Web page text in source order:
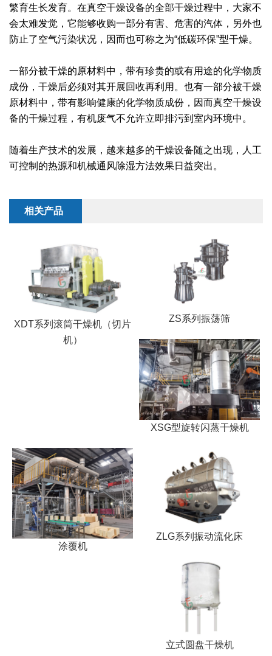
沸腾干燥系列
烘箱干燥系列
管束干燥系列
干燥配套装置
繁育生长发育。在真空干燥设备的全部干燥过程中，大家不
会太难发觉，它能够收购一部分有害、危害的汽体，另外也
防止了空气污染状况，因而也可称之为“低碳环保”型干燥。
一部分被干燥的原材料中，带有珍贵的或有用途的化学物质
成份，干燥后必须对其开展回收再利用。也有一部分被干燥
原材料中，带有影响健康的化学物质成份，因而真空干燥设
备的干燥过程，有机废气不允许立即排污到室内环境中。
随着生产技术的发展，越来越多的干燥设备随之出现，人工
可控制的热源和机械通风除湿方法效果日益突出。
相关产品
XDT系列滚筒干燥机（切片
机）
ZS系列振荡筛
XSG型旋转闪蒸干燥机
涂覆机
ZLG系列振动流化床
立式圆盘干燥机